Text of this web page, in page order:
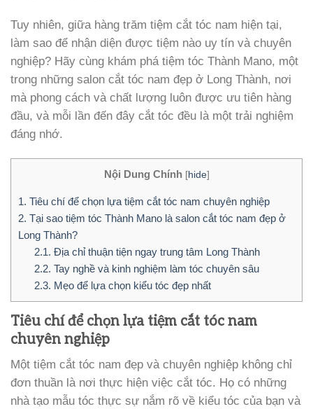
Tuy nhiên, giữa hàng trăm tiệm cắt tóc nam hiện tại,
làm sao để nhận diện được tiệm nào uy tín và chuyên
nghiệp? Hãy cùng khám phá tiệm tóc Thành Mano, một
trong những salon cắt tóc nam đẹp ở Long Thành, nơi
mà phong cách và chất lượng luôn được ưu tiên hàng
đầu, và mỗi lần đến đây cắt tóc đều là một trải nghiệm
đáng nhớ.
Nội Dung Chính [hide]
1. Tiêu chí để chọn lựa tiệm cắt tóc nam chuyên nghiệp
2. Tại sao tiệm tóc Thành Mano là salon cắt tóc nam đẹp ở
Long Thành?
2.1. Địa chỉ thuận tiện ngay trung tâm Long Thành
2.2. Tay nghề và kinh nghiệm làm tóc chuyên sâu
2.3. Mẹo để lựa chọn kiểu tóc đẹp nhất
Tiêu chí để chọn lựa tiệm cắt tóc nam
chuyên nghiệp
Một tiệm cắt tóc nam đẹp và chuyên nghiệp không chỉ
đơn thuần là nơi thực hiện việc cắt tóc. Họ có những
nhà tạo mẫu tóc thực sự nắm rõ về kiểu tóc của bạn và